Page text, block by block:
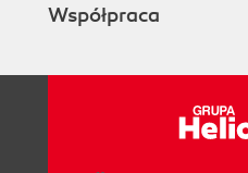
Współpraca